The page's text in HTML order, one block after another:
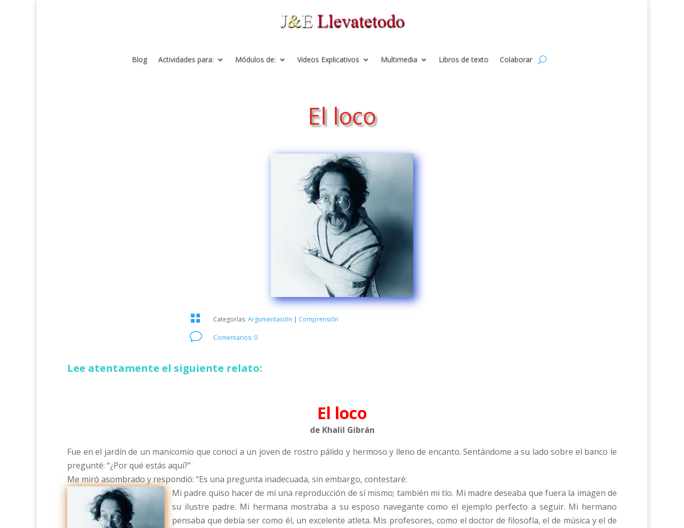
Blog Actividades para: Módulos de: Videos Explicativos Multimedia Libros de texto Colaborar
El loco
 Categorías: Argumentación | Comprensión
v Comentarios: 0
Lee atentamente el siguiente relato:
El loco
de Khalil Gibrán
Fue en el jardín de un manicomio que conocí a un joven de rostro pálido y hermoso y lleno de encanto. Sentándome a su lado sobre el banco le
pregunté: “¿Por qué estás aquí?”
Me miró asombrado y respondió: “Es una pregunta inadecuada, sin embargo, contestaré:
Mi padre quiso hacer de mí una reproducción de sí mismo; también mi tío. Mi madre deseaba que fuera la imagen de
su ilustre padre. Mi hermana mostraba a su esposo navegante como el ejemplo perfecto a seguir. Mi hermano
pensaba que debía ser como él, un excelente atleta. Mis profesores, como el doctor de filosofía, el de música y el de